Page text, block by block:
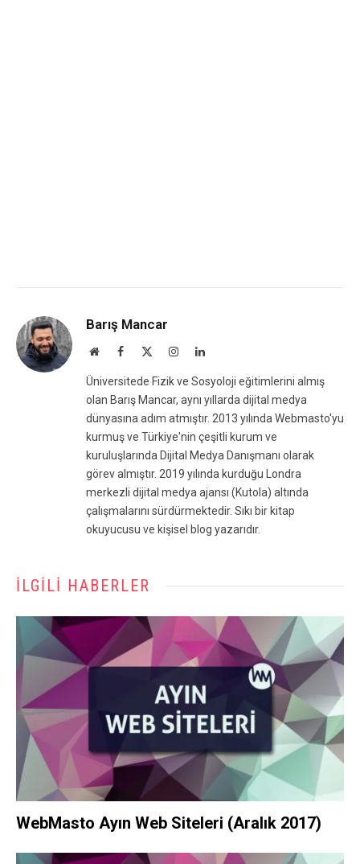
Barış Mancar
WebsiteFacebook InstagramLinkedIn
Üniversitede Fizik ve Sosyoloji eğitimlerini almış
olan Barış Mancar, aynı yıllarda dijital medya
dünyasına adım atmıştır. 2013 yılında Webmasto'yu
kurmuş ve Türkiye'nin çeşitli kurum ve
kuruluşlarında Dijital Medya Danışmanı olarak
görev almıştır. 2019 yılında kurduğu Londra
merkezli dijital medya ajansı (Kutola) altında
çalışmalarını sürdürmektedir. Sıkı bir kitap
okuyucusu ve kişisel blog yazarıdır.
İLGILI HABERLER
WebMasto Ayın Web Siteleri (Aralık 2017)